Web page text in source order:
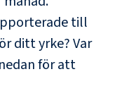
till
ditt yrke? Var
för att